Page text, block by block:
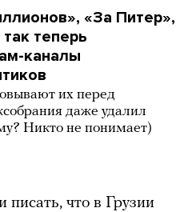
«За Питер»,
теперь
каналы
их перед
даже удалил
Никто не понимает)
писать, что в Грузии